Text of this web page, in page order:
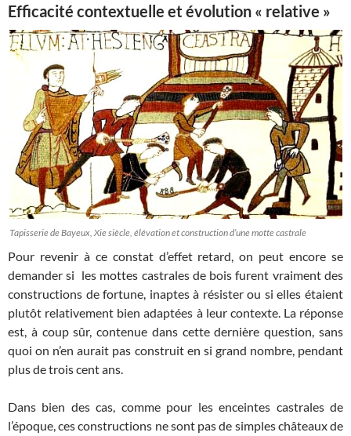
Efficacité contextuelle et évolution « relative »
Tapisserie de Bayeux, Xie siècle, élévation et construction d’une motte castrale
Pour revenir à ce constat d’effet retard, on peut encore se
demander si les mottes castrales de bois furent vraiment des
constructions de fortune, inaptes à résister ou si elles étaient
plutôt relativement bien adaptées à leur contexte. La réponse
est, à coup sûr, contenue dans cette dernière question, sans
quoi on n’en aurait pas construit en si grand nombre, pendant
plus de trois cent ans.
Dans bien des cas, comme pour les enceintes castrales de
l’époque, ces constructions ne sont pas de simples châteaux de